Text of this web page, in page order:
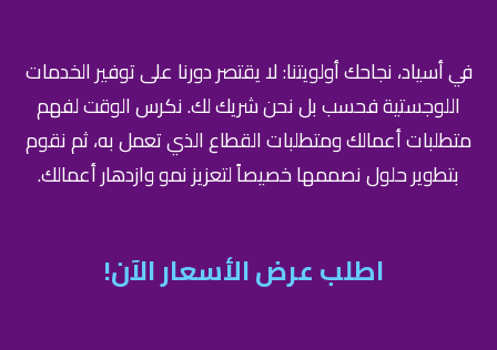
في أسياد، نجاحك أولويتنا: لا يقتصر دورنا على توفير الخدمات
اللوجستية فحسب بل نحن شريك لك. نكرس الوقت لفهم
متطلبات أعمالك ومتطلبات القطاع الذي تعمل به، ثم نقوم
بتطوير حلول نصممها خصيصاً لتعزيز نمو وازدهار أعمالك.
اطلب عرض الأسعار الآن!